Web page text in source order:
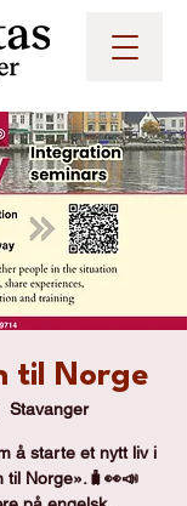
til Norge
Stavanger
å starte et nytt liv i
til Norge».🧳👀📣